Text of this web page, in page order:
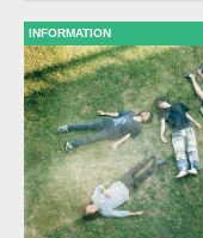
INFORMATION